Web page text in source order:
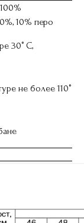
10% перо
30° C,
не более 110°